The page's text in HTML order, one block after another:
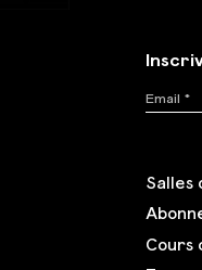
Salles
Cours